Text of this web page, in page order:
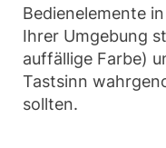
Bedienelemente
Ihrer Umgebung
auffällige Farbe)
Tastsinn
sollten.